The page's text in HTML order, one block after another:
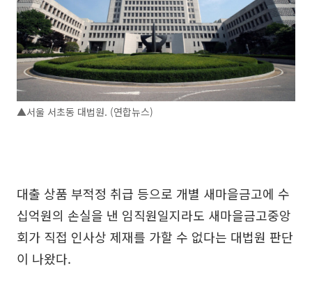
▲서울 서초동 대법원. (연합뉴스)
대출 상품 부적정 취급 등으로 개별 새마을금고에 수
십억원의 손실을 낸 임직원일지라도 새마을금고중앙
회가 직접 인사상 제재를 가할 수 없다는 대법원 판단
이 나왔다.